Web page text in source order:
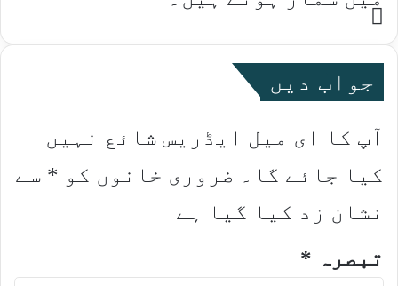
Website
جواب دیں
آپ کا ای میل ایڈریس شائع نہیں
کیا جائے گا۔
ضروری خانوں کو * سے
نشان زد کیا گیا ہے
تبصرہ *